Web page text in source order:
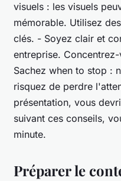
visuels : les visuels
mémorable. Utilisez
clés. - Soyez clair et
entreprise.
Sachez when to stop :
risquez de perdre
présentation, vous
suivant ces conseils,
minute.
Préparer le